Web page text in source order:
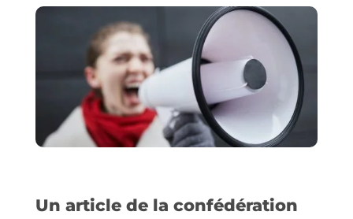
Un article de la confédération